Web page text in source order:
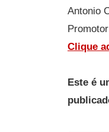
Antonio
Clique
Este é